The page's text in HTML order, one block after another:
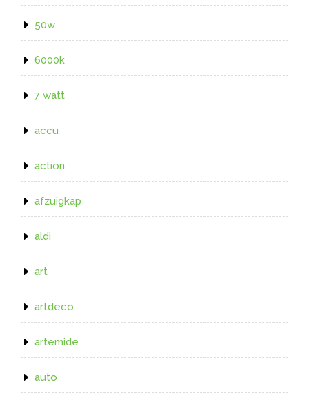
50w
6000k
7 watt
accu
action
afzuigkap
aldi
art
artdeco
artemide
auto